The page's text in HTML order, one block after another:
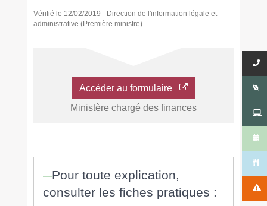
Vérifié le 12/02/2019 - Direction de l'information légale et
administrative (Première ministre)
Accéder au formulaire
Ministère chargé des finances
Pour toute explication,
consulter les fiches pratiques :